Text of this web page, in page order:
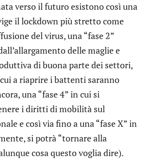
verso il futuro esistono così una
il lockdown più stretto come
del virus, una “fase 2”
delle maglie e
di buona parte dei settori,
a riaprire i battenti saranno
una “fase 4” in cui si
i diritti di mobilità sul
e così via fino a una “fase X” in
si potrà “tornare alla
cosa questo voglia dire).